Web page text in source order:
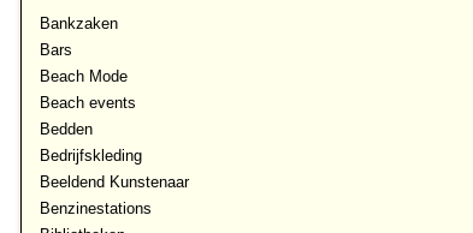
Bankzaken
Bars
Beach Mode
Beach events
Bedden
Bedrijfskleding
Beeldend Kunstenaar
Benzinestations